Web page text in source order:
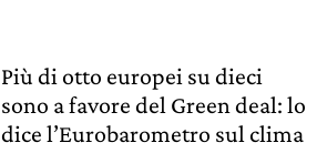
Più di otto europei su dieci
sono a favore del Green deal: lo
dice l’Eurobarometro sul clima